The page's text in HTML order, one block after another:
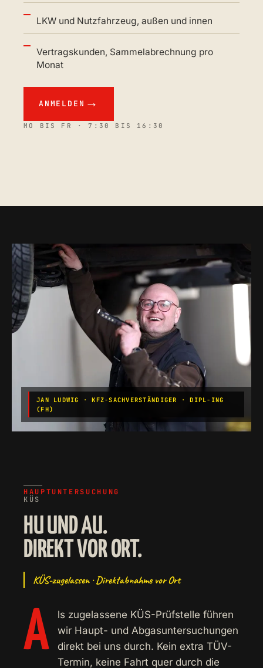
LKW und Nutzfahrzeug, außen und innen
Vertragskunden, Sammelabrechnung pro
Monat
ANMELDEN
MO BIS FR · 7:30 BIS 16:30
JAN LUDWIG · KFZ-SACHVERSTÄNDIGER · DIPL-ING
(FH)
HAUPT­UNTERSUCHUNG
KÜS
HU UND AU.
DIREKT VOR ORT.
KÜS-zugelassen · Direktabnahme vor Ort
A
ls zugelassene KÜS-Prüfstelle führen
wir Haupt- und Abgasuntersuchungen
direkt bei uns durch. Kein extra TÜV-
Termin, keine Fahrt quer durch die